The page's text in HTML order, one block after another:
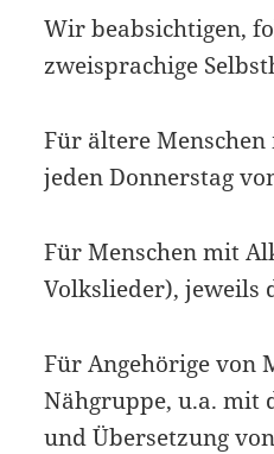
Wir beabsichtigen,
zweisprachige
Für ältere
jeden Donnerstag
Für Menschen mit
Volkslieder), jeweils
Für Angehörige von
Nähgruppe, u.a. mit
und Übersetzung